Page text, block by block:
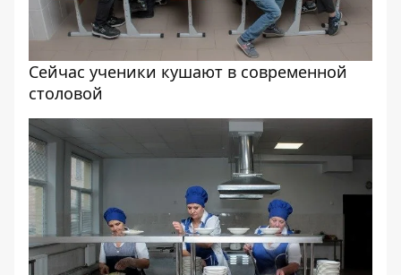
Сейчас ученики кушают в современной
столовой